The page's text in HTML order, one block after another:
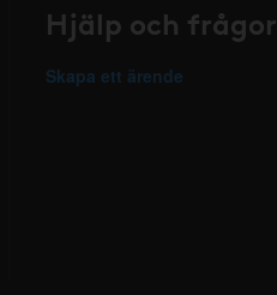
Hjälp och frågor
Skapa ett ärende